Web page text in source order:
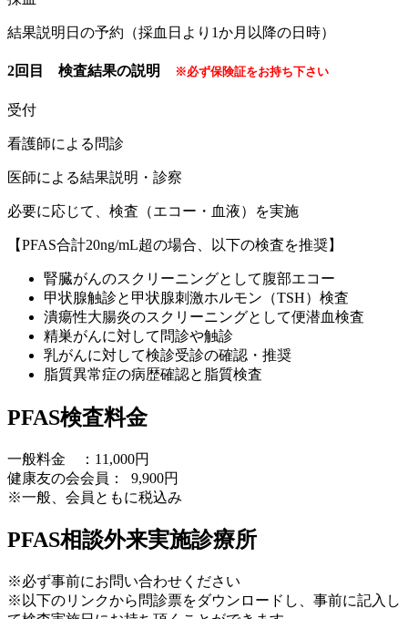
結果説明日の予約（採血日より1か月以降の日時）
2回目 検査結果の説明 ※必ず保険証をお持ち下さい
受付
看護師による問診
医師による結果説明・診察
必要に応じて、検査（エコー・血液）を実施
【PFAS合計20ng/mL超の場合、以下の検査を推奨】
腎臓がんのスクリーニングとして腹部エコー
甲状腺触診と甲状腺刺激ホルモン（TSH）検査
潰瘍性大腸炎のスクリーニングとして便潜血検査
精巣がんに対して問診や触診
乳がんに対して検診受診の確認・推奨
脂質異常症の病歴確認と脂質検査
PFAS検査料金
一般料金 ：11,000円
健康友の会会員：
9,900円
※一般、会員ともに税込み
PFAS相談外来実施診療所
※必ず事前にお問い合わせください
※以下のリンクから問診票をダウンロードし、事前に記入し